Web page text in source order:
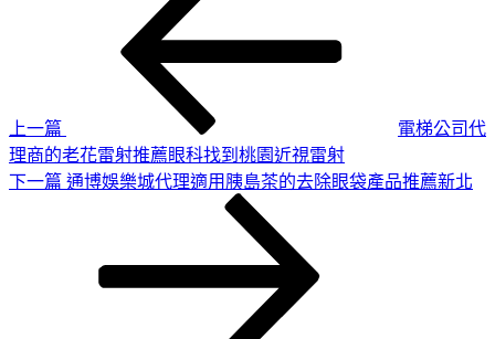
上一篇
電梯公司代
理商的老花雷射推薦眼科找到桃園近視雷射
下
下一篇 通博娛樂城代理適用‎胰島茶的去除眼袋產品推薦新北